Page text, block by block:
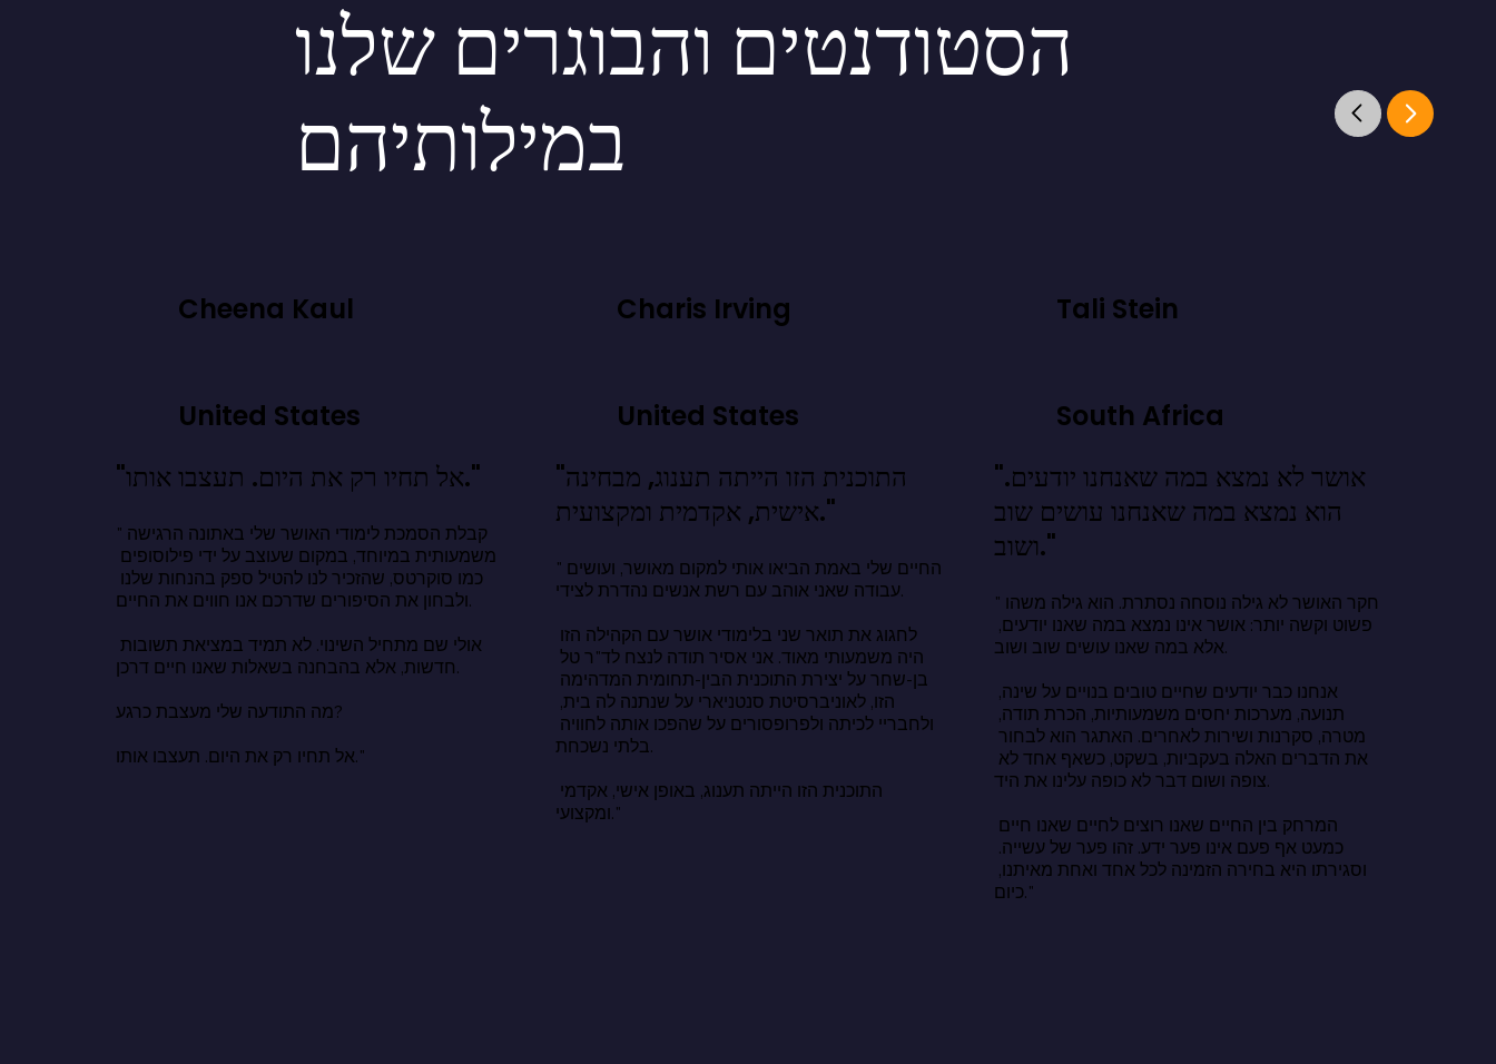
הסטודנטים והבוגרים שלנו
במילותיהם
Cheena Kaul
United States
"אל תחיו רק את היום. תעצבו אותו."
"קבלת הסמכת לימודי האושר שלי באתונה הרגישה
ולבחון את הסיפורים שדרכם אנו חווים את החיים.
חדשות, אלא בהבחנה בשאלות שאנו חיים דרכן.
מה התודעה שלי מעצבת כרגע?
אל תחיו רק את היום. תעצבו אותו."
Charis Irving
United States
"התוכנית הזו הייתה תענוג, מבחינה
אישית, אקדמית ומקצועית."
"החיים שלי באמת הביאו אותי למקום מאושר, ועושים
עבודה שאני אוהב עם רשת אנשים נהדרת לצידי.
בלתי נשכחת.
ומקצועי."
Tali Stein
South Africa
"אושר לא נמצא במה שאנחנו יודעים.
הוא נמצא במה שאנחנו עושים שוב
ושוב."
"חקר האושר לא גילה נוסחה נסתרת. הוא גילה משהו
אלא במה שאנו עושים שוב ושוב.
צופה ושום דבר לא כופה עלינו את היד.
כיום."